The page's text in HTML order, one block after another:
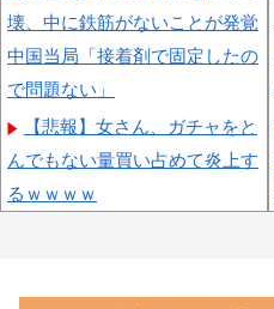
壊、中に鉄筋がないことが発覚
中国当局「接着剤で固定したの
で問題ない」
【悲報】女さん、ガチャをと
んでもない量買い占めて炎上す
るｗｗｗｗ
去が発掘、「説明責任があるの